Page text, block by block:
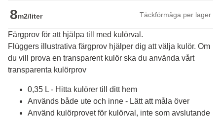
8m2/liter Täckförmåga per lager
Färgprov för att hjälpa till med kulörval.
Flüggers illustrativa färgprov hjälper dig att välja kulör. Om
du vill prova en transparent kulör ska du använda vårt
transparenta kulörprov
0,35 L - Hitta kulörer till ditt hem
Används både ute och inne - Lätt att måla över
Använd kulörprovet för kulörval, inte som avslutande